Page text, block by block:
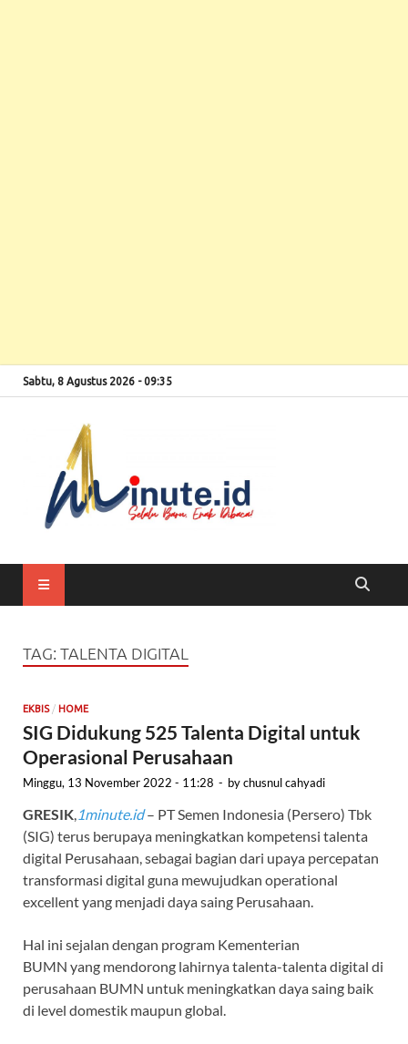
Sabtu, 8 Agustus 2026 - 09:35
TAG: TALENTA DIGITAL
EKBIS/ HOME
SIG Didukung 525 Talenta Digital untuk
Operasional Perusahaan
Minggu, 13 November 2022 - 11:28 - bychusnul cahyadi
GRESIK 1minute.id– PT Semen Indonesia (Persero) Tbk
(SIG) terus berupaya meningkatkan kompetensi talenta
digital Perusahaan, sebagai bagian dari upaya percepatan
transformasi digital guna mewujudkan operational
excellent yang menjadi daya saing Perusahaan.
Hal ini sejalan dengan program Kementerian
BUMN yang mendorong lahirnya talenta-talenta digital di
perusahaan BUMN untuk meningkatkan daya saing baik
di level domestik maupun global.